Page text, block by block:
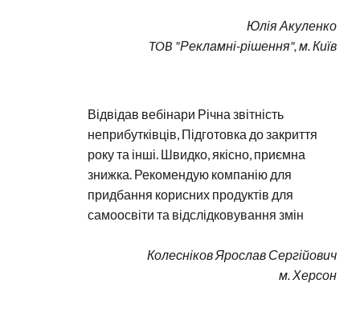
Юлія Акуленко
TOB "Рекламні-рішення", м. Київ
Відвідав вебінари Річна звітність
неприбутківців, Підготовка до закриття
року та інші. Швидко, якісно, приємна
знижка. Рекомендую компанію для
придбання корисних продуктів для
самоосвіти та відслідковування змін
Колесніков Ярослав Сергійович
м. Херсон